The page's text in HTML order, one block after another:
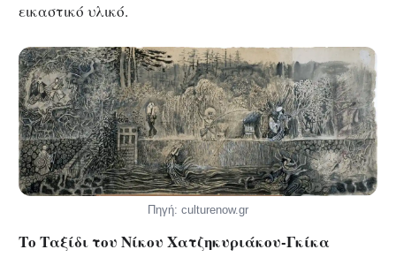
εικαστικό υλικό.
Πηγή: culturenow.gr
Το Ταξίδι του Νίκου Χατζηκυριάκου-Γκίκα